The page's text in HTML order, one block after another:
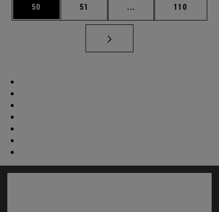
Página
50 Página
51 ... Páginas intermedias
Página
110